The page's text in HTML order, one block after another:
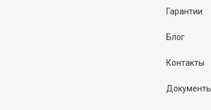
Гарантии
Блог
Контакты